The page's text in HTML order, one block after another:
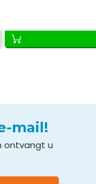
mail!
ontvangt u